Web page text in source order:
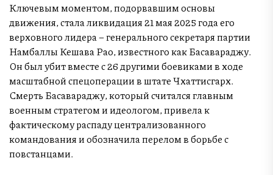
Ключевым моментом, подорвавшим основы
движения, стала ликвидация 21 мая 2025 года его
верховного лидера – генерального секретаря партии
Намбаллы Кешава Рао, известного как Басавараджу.
Он был убит вместе с 26 другими боевиками в ходе
масштабной спецоперации в штате Чхаттисгарх.
Смерть Басавараджу, который считался главным
военным стратегом и идеологом, привела к
фактическому распаду централизованного
командования и обозначила перелом в борьбе с
повстанцами.